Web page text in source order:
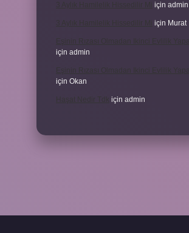
için admin
için Murat
için admin
için Okan
için admin